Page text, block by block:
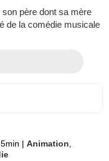
père dont sa mère
de la comédie musicale
| Animation